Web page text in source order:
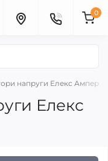
0
напруги Елекс Ампер
Елекс